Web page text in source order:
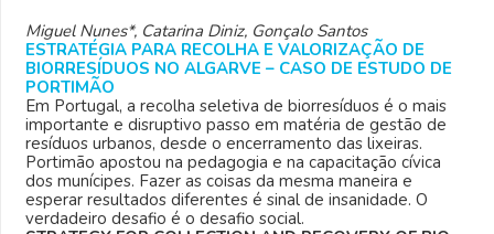
Miguel Nunes*, Catarina Diniz, Gonçalo Santos
ESTRATÉGIA PARA RECOLHA E VALORIZAÇÃO DE
BIORRESÍDUOS NO ALGARVE – CASO DE ESTUDO DE
PORTIMÃO
Em Portugal, a recolha seletiva de biorresíduos é o mais
importante e disruptivo passo em matéria de gestão de
resíduos urbanos, desde o encerramento das lixeiras.
Portimão apostou na pedagogia e na capacitação cívica
dos munícipes. Fazer as coisas da mesma maneira e
esperar resultados diferentes é sinal de insanidade. O
verdadeiro desafio é o desafio social.